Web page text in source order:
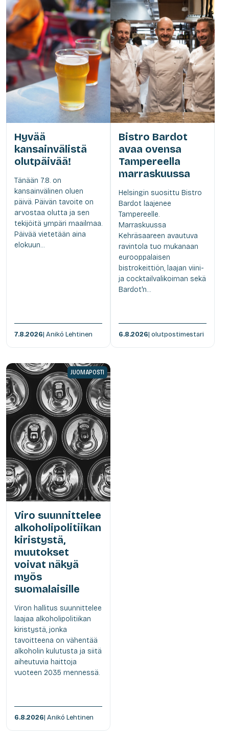
Hyvää
kansainvälistä
olutpäivää!
Tänään 7.8. on
kansainvälinen oluen
päivä. Päivän tavoite on
arvostaa olutta ja sen
tekijöitä ympäri maailmaa.
Päivää vietetään aina
elokuun...
7.8.2026| Anikó Lehtinen
Bistro Bardot
avaa ovensa
Tampereella
marraskuussa
Helsingin suosittu Bistro
Bardot laajenee
Tampereelle.
Marraskuussa
Kehräsaareen avautuva
ravintola tuo mukanaan
eurooppalaisen
bistrokeittiön, laajan viini-
ja cocktailvalikoiman sekä
Bardot'n...
6.8.2026| olutpostimestari
JUOMAPOSTI
Viro suunnittelee
alkoholipolitiikan
kiristystä,
muutokset
voivat näkyä
myös
suomalaisille
Viron hallitus suunnittelee
laajaa alkoholipolitiikan
kiristystä, jonka
tavoitteena on vähentää
alkoholin kulutusta ja siitä
aiheutuvia haittoja
vuoteen 2035 mennessä.
6.8.2026| Anikó Lehtinen